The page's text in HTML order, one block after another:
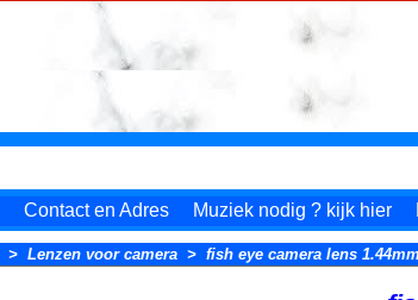
Contact en Adres Muziek nodig ? kijk hier
> Lenzen voor camera > fish eye camera lens